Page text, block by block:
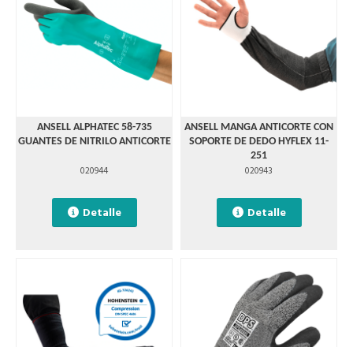
ANSELL ALPHATEC 58-735
GUANTES DE NITRILO ANTICORTE
020944
Detalle
ANSELL MANGA ANTICORTE CON
SOPORTE DE DEDO HYFLEX 11-
251
020943
Detalle